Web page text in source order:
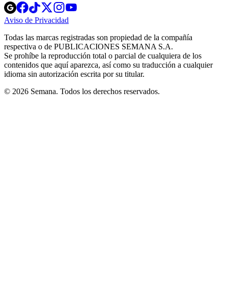
Opens
in
new
Opens
in
new
Opens
in
new
window
Opens
new
windowwindow
Aviso de Privacidad
new
window
Todas las marcas registradas son propiedad de la compañía
respectiva o de PUBLICACIONES SEMANA S.A.
Se prohíbe la reproducción total o parcial de cualquiera de los
contenidos que aquí aparezca, así como su traducción a cualquier
idioma sin autorización escrita por su titular.
© 2026 Semana. Todos los derechos reservados.